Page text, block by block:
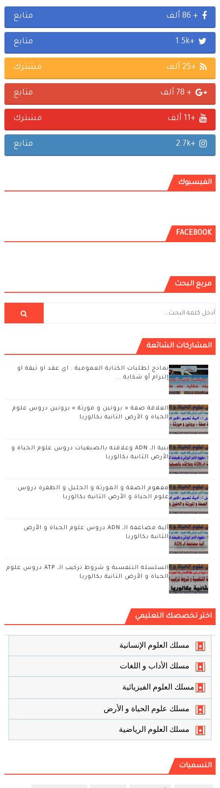
+ 86 ألف متابع
+1.5k متابع
+25 ألف مشترك
+ 78 ألف متابع
+11 ألف مشترك
+2.7k متابع
الفيسبوك
FACEBOOK
مربع البحث
المشاركات الشائعة
نماذج لطلبات الكتابة العمومية . اي عقد او ثيقة او
إلتزام أو شكاية ...
العلاقة صفة « بروتين و مورثة » بروتين دروس علوم
الحياة و الأرض الثانية بكالوريا
بنية الـ ADN وعلاقته بالصبغيات دروس علوم الحياة و
الأرض الثانية بكالوريا
مفهوم الصفة و المورثة و الحليل و الطفرة دروس
علوم الحياة و الأرض الثانية بكالوريا
آلية مضاعفة الـ ADN دروس علوم الحياة و الأرض
الثانية بكالوريا
السلسلة التنفسية و شروط تركيب الـ ATP دروس علوم
الحياة و الأرض الثانية بكالوريا
اختر تخصصك التعليمي
مسلك العلوم الإنسانية
مسلك الأداب و اللغات
مسلك العلوم الفيزيائية
مسلك علوم الحياة و الأرض
مسلك العلوم الرياضية
التسميات